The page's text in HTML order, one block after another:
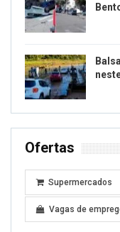
Ofertas
Supermercados
Vagas de